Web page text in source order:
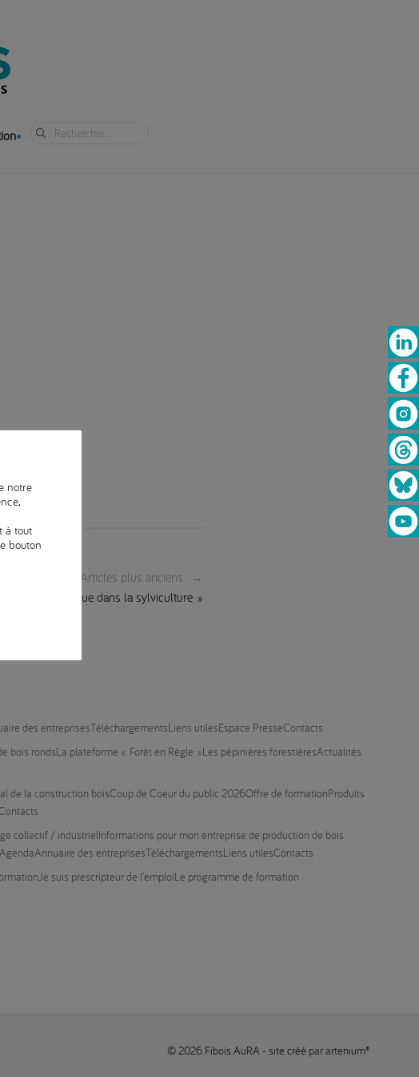
Articles plus anciens →
climatique dans la sylviculture »
des entreprisesTéléchargementsLiens utilesEspace PresseContacts
bois rondsLa plateforme « Forêt en Règle »Les pépinières forestièresActualités
de la construction boisCoup de Coeur du public 2026Offre de formationProduits
collectif / industrielInformations pour mon entreprise de production de bois
Annuaire des entreprisesTéléchargementsLiens utilesContacts
Je suis prescripteur de l’emploiLe programme de formation
© 2026 Fibois AuRA - site créé parartenium®
notre
à tout
bouton